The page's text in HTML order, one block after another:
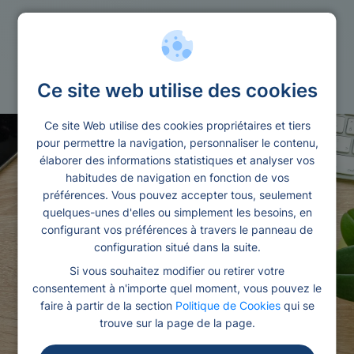
Ce site web utilise des cookies
Ce site Web utilise des cookies propriétaires et tiers
pour permettre la navigation, personnaliser le contenu,
élaborer des informations statistiques et analyser vos
habitudes de navigation en fonction de vos
préférences. Vous pouvez accepter tous, seulement
quelques-unes d'elles ou simplement les besoins, en
configurant vos préférences à travers le panneau de
configuration situé dans la suite.
Si vous souhaitez modifier ou retirer votre
consentement à n'importe quel moment, vous pouvez le
faire à partir de la section Politique de Cookiesqui se
trouve sur la page de la page.